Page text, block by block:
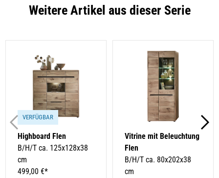
Weitere Artikel aus dieser Serie
VERFÜGBAR
Highboard Flen
B/H/T ca. 125x128x38
cm
499,00 €*
Vitrine mit Beleuchtung
Flen
B/H/T ca. 80x202x38
cm